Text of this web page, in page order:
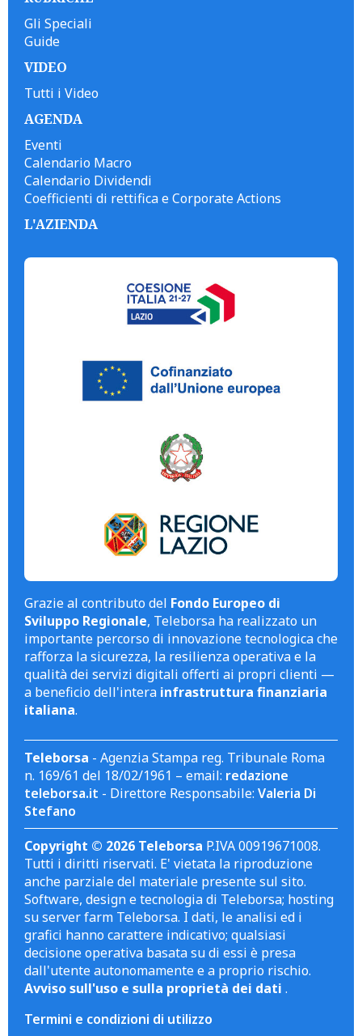
Gli Speciali
Guide
VIDEO
Tutti i Video
AGENDA
Eventi
Calendario Macro
Calendario Dividendi
Coefficienti di rettifica e Corporate Actions
L'AZIENDA
Grazie al contributo del Fondo Europeo di
Sviluppo Regionale, Teleborsa ha realizzato un
importante percorso di innovazione tecnologica che
rafforza la sicurezza, la resilienza operativa e la
qualità dei servizi digitali offerti ai propri clienti —
a beneficio dell'intera infrastruttura finanziaria
italiana.
Teleborsa - Agenzia Stampa reg. Tribunale Roma
n. 169/61 del 18/02/1961 – email: redazione
teleborsa.it - Direttore Responsabile: Valeria Di
Stefano
Copyright © 2026 Teleborsa P.IVA 00919671008.
Tutti i diritti riservati. E' vietata la riproduzione
anche parziale del materiale presente sul sito.
Software, design e tecnologia di Teleborsa; hosting
su server farm Teleborsa. I dati, le analisi ed i
grafici hanno carattere indicativo; qualsiasi
decisione operativa basata su di essi è presa
dall'utente autonomamente e a proprio rischio.
Avviso sull'uso e sulla proprietà dei dati .
Termini e condizioni di utilizzo